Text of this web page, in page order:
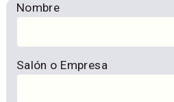
Nombre
Salón o Empresa